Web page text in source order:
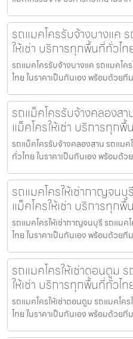
รถแมคโครรับจ้างบางแค
ให้เช่า บริการทุกพื้นที่ทั่วไ
รถแมคโครรับจ้างบางแค รถแมคโค
ไทย ในราคาเป็นกันเอง พร้อมด้วย
รถแม็คโครรับจ้างคลองส
แม็คโครให้เช่า บริการทุก
รถแม็คโครรับจ้างคลองสาน รถแมค
ทั่วไทย ในราคาเป็นกันเอง พร้อมด้
รถแมคโครให้เช่ากาญจน
แม็คโครให้เช่า บริการทุก
รถแมคโครให้เช่ากาญจนบุรี รถแมค
ไทย ในราคาเป็นกันเอง พร้อมด้วย
รถแมคโครให้เช่าดอนตูม
ให้เช่า บริการทุกพื้นที่ทั่วไ
รถแมคโครให้เช่าดอนตูม รถแมคโค
ไทย ในราคาเป็นกันเอง พร้อมด้วย